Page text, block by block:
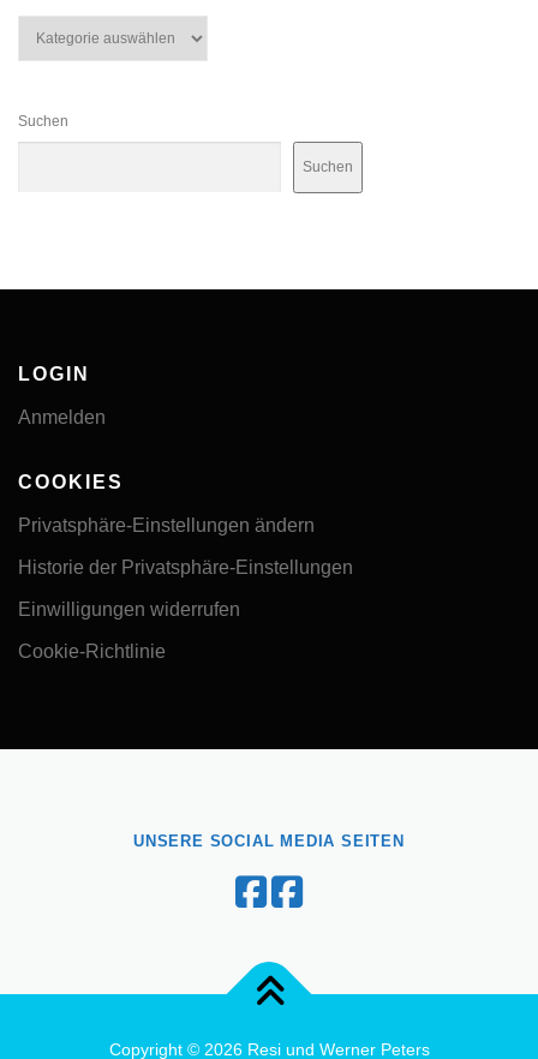
Suchen
Suchen
LOGIN
Anmelden
COOKIES
Privatsphäre-Einstellungen ändern
Historie der Privatsphäre-Einstellungen
Einwilligungen widerrufen
Cookie-Richtlinie
UNSERE SOCIAL MEDIA SEITEN
Copyright © 2026 Resi und Werner Peters